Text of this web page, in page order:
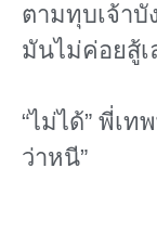
ตามทุบเจ้าบั
มันไม่ค่อยสู้เ
“ไม่ได้” พี่เ
ว่าหนี”